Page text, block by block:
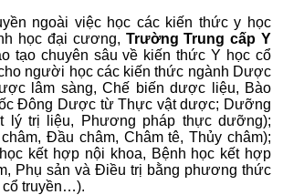
ngoài việc học các kiến thức y học
học đại cương, Trường Trung cấp Y
tạo chuyên sâu về kiến thức Y học cổ
người học các kiến thức ngành Dược
lâm sàng, Chế biến dược liệu, Bào
Đông Dược từ Thực vật dược; Dưỡng
lý trị liệu, Phương pháp thực dưỡng);
Đầu châm, Châm tê, Thủy châm);
kết hợp nội khoa, Bệnh học kết hợp
Phụ sản và Điều trị bằng phương thức
cổ truyền…).